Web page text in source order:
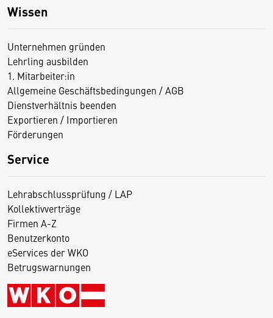
Wissen
Unternehmen gründen
Lehrling ausbilden
1. Mitarbeiter:in
Allgemeine Geschäftsbedingungen / AGB
Dienstverhältnis beenden
Exportieren / Importieren
Förderungen
Service
Lehrabschlussprüfung / LAP
Kollektivverträge
Firmen A-Z
Benutzerkonto
eServices der WKO
Betrugswarnungen